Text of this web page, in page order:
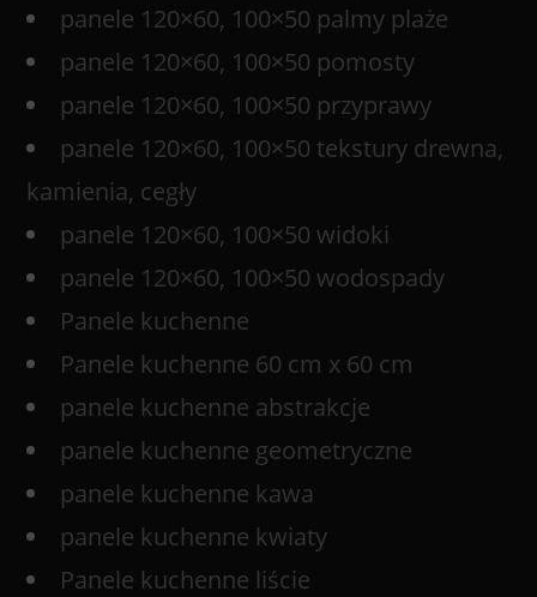
panele 120×60, 100×50 palmy plaże
panele 120×60, 100×50 pomosty
panele 120×60, 100×50 przyprawy
panele 120×60, 100×50 tekstury drewna,
kamienia, cegły
panele 120×60, 100×50 widoki
panele 120×60, 100×50 wodospady
Panele kuchenne
Panele kuchenne 60 cm x 60 cm
panele kuchenne abstrakcje
panele kuchenne geometryczne
panele kuchenne kawa
panele kuchenne kwiaty
Panele kuchenne liście